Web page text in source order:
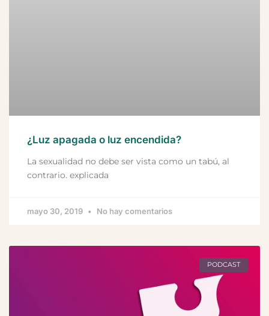
¿Luz apagada o luz encendida?
La sexualidad no debe ser vista como un tabú, al
contrario. explicada
mayo 30, 2019 No hay comentarios
PODCAST